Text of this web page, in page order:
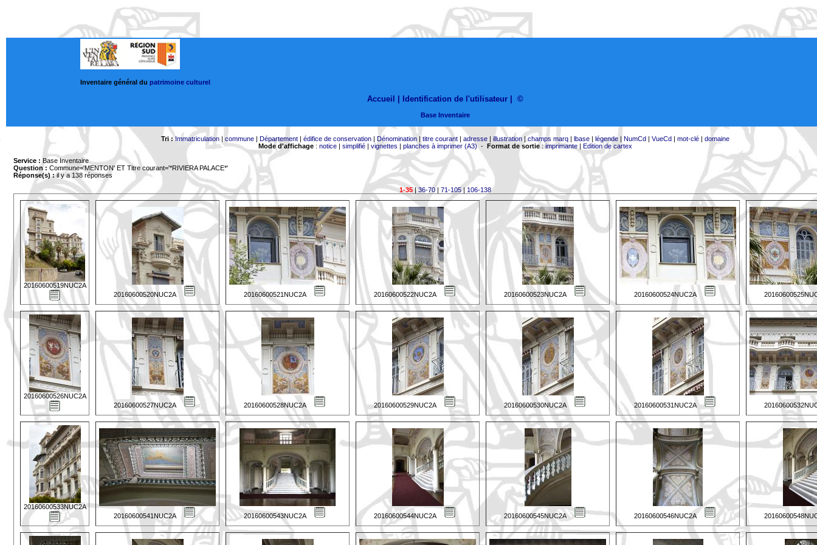
Inventaire général du patrimoine culturel
Accueil | Identification de l'utilisateur ©
Base Inventaire
Tri : Immatriculation| commune| Département| édifice de conservation| Dénomination| titre courant| adresse| illustration|champs marq| lbase| légende| NumCd| VueCd| mot-clé| domaine
Mode d'affichage: notice| simplifié| vignettes | planches à imprimer (A3)- Format de sortie:imprimante| Edition de cartex
Service : Base Inventaire
Question : Commune='MENTON' ET Titre courant='*RIVIERA PALACE*'
Réponse(s) :il y a 138 réponses
1-35|36-70| 71-105| 106-138
20160600519NUC2A
20160600520NUC2A
20160600521NUC2A 20160600522NUC2A 20160600523NUC2A 20160600524NUC2A
20160600526NUC2A
20160600527NUC2A
20160600528NUC2A 20160600529NUC2A 20160600530NUC2A 20160600531NUC2A
20160600533NUC2A
20160600541NUC2A
20160600543NUC2A 20160600544NUC2A 20160600545NUC2A 20160600546NUC2A